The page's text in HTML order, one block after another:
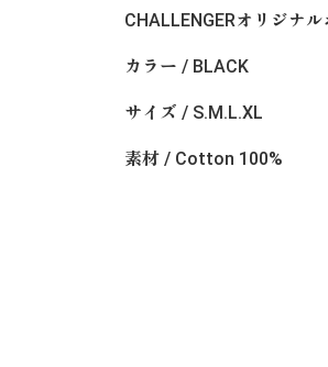
CHALLENGERオリジナ
カラー / BLACK
サイズ / S.M.L.XL
素材 / Cotton 100%